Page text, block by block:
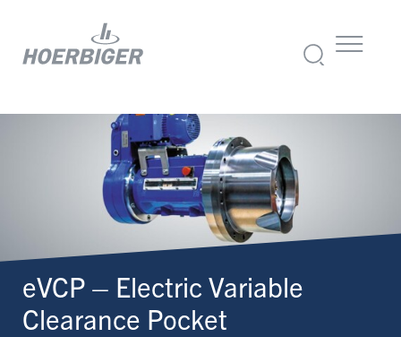
eVCP – Electric Variable
Clearance Pocket